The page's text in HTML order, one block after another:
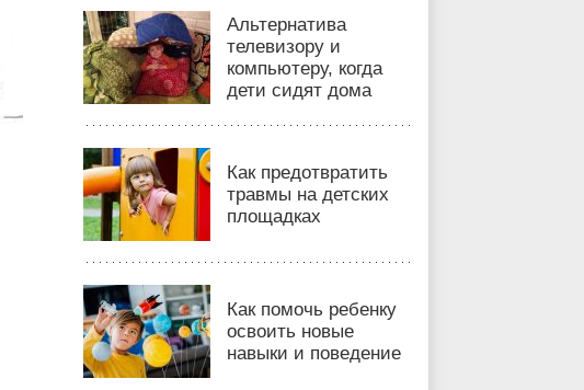
Альтернатива
телевизору и
компьютеру, когда
дети сидят дома
Как предотвратить
травмы на детских
площадках
Как помочь ребенку
освоить новые
навыки и поведение